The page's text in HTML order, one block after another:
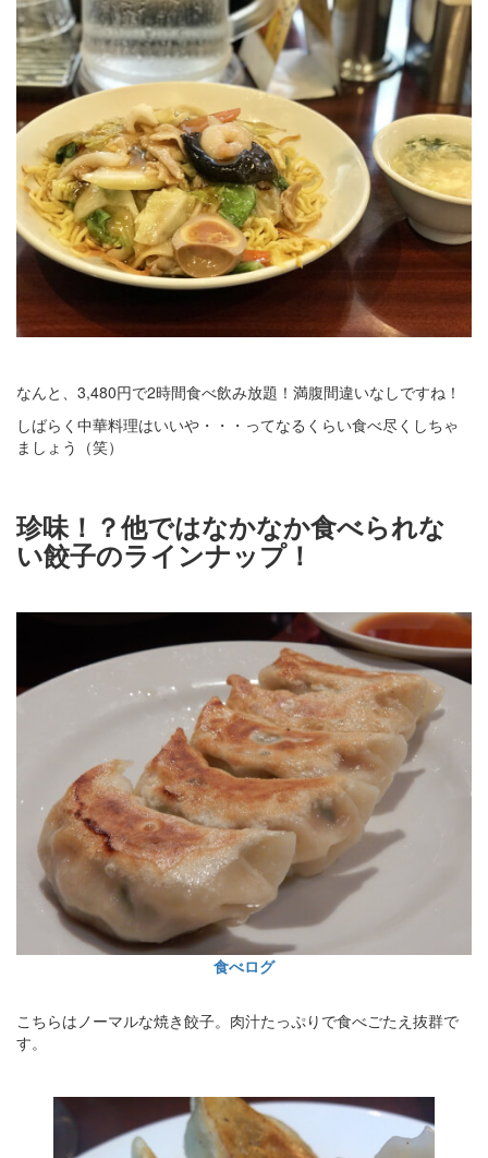
なんと、3,480円で2時間食べ飲み放題！満腹間違いなしですね！
しばらく中華料理はいいや・・・ってなるくらい食べ尽くしちゃ
ましょう（笑）
珍味！？他ではなかなか食べられな
い餃子のラインナップ！
食べログ
こちらはノーマルな焼き餃子。肉汁たっぷりで食べごたえ抜群で
す。